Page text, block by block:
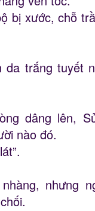
bị xước, chỗ
da trắng tuyết
dâng lên,
nào đó.
nhưng